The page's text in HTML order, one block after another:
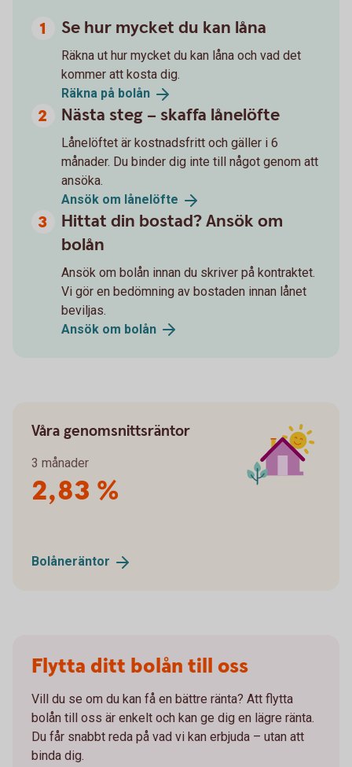
Se hur mycket du kan låna
Räkna ut hur mycket du kan låna och vad det
kommer att kosta dig.
Räkna på bolån
Nästa steg – skaffa lånelöfte
Lånelöftet är kostnadsfritt och gäller i 6
månader. Du binder dig inte till något genom att
ansöka.
Ansök om lånelöfte
Hittat din bostad? Ansök om
bolån
Ansök om bolån innan du skriver på kontraktet.
Vi gör en bedömning av bostaden innan lånet
beviljas.
Ansök om bolån
Våra genomsnittsräntor
3 månader
2,83 %
Bolåneräntor
Flytta ditt bolån till oss
Vill du se om du kan få en bättre ränta? Att flytta
bolån till oss är enkelt och kan ge dig en lägre ränta.
Du får snabbt reda på vad vi kan erbjuda – utan att
binda dig.